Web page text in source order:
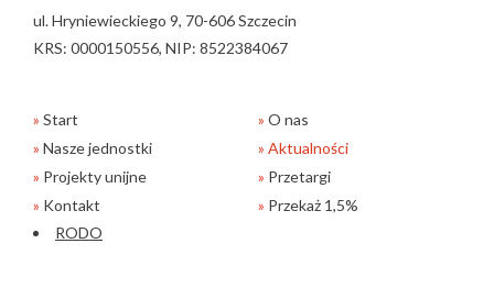
ul. Hryniewieckiego 9, 70-606 Szczecin
KRS: 0000150556, NIP: 8522384067
Start
O nas
Nasze jednostki
Aktualności
Projekty unijne
Przetargi
Kontakt
Przekaż 1,5%
RODO